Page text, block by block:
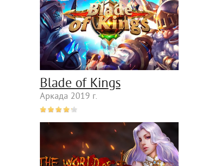
Blade of Kings
Аркада 2019 г.